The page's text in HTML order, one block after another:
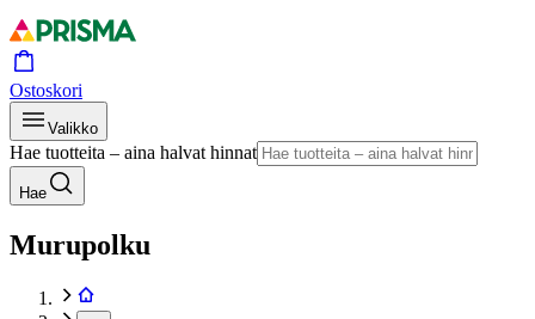
Ostoskori
Valikko
Hae tuotteita – aina halvat hinnat
Hae
Murupolku